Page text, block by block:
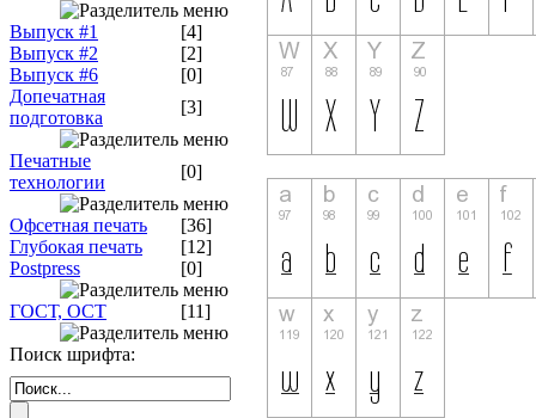
Выпуск #1
[4]
Выпуск #2
[2]
Выпуск #6
[0]
Допечатная
подготовка
[3]
Печатные
технологии
[0]
Офсетная печать
[36]
Глубокая печать
[12]
Postpress
[0]
ГОСТ, ОСТ [11]
Поиск шрифта: